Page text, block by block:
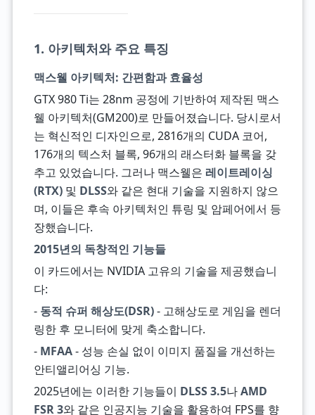
1. 아키텍처와 주요 특징
맥스웰 아키텍처: 간편함과 효율성
GTX 980 Ti는 28nm 공정에 기반하여 제작된 맥스
웰 아키텍처(GM200)로 만들어졌습니다. 당시로서
는 혁신적인 디자인으로, 2816개의 CUDA 코어,
176개의 텍스처 블록, 96개의 래스터화 블록을 갖
추고 있었습니다. 그러나 맥스웰은 레이트레이싱
(RTX)및 DLSS와 같은 현대 기술을 지원하지 않으
며, 이들은 후속 아키텍처인 튜링 및 암페어에서 등
장했습니다.
2015년의 독창적인 기능들
이 카드에서는 NVIDIA 고유의 기술을 제공했습니
다:
- 동적 슈퍼 해상도(DSR)- 고해상도로 게임을 렌더
링한 후 모니터에 맞게 축소합니다.
- MFAA- 성능 손실 없이 이미지 품질을 개선하는
안티앨리어싱 기능.
2025년에는 이러한 기능들이 DLSS 3.5나AMD
FSR 3와 같은 인공지능 기술을 활용하여 FPS를 향